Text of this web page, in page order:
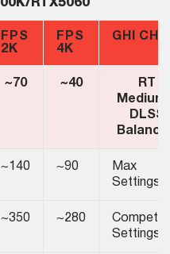
RTX5060
FPS
2K
FPS
4K
GHI CHÚ
~70 ~40
RT
Medium
DLSS
~140 ~90
Max
Settings
~350 ~280
Settings